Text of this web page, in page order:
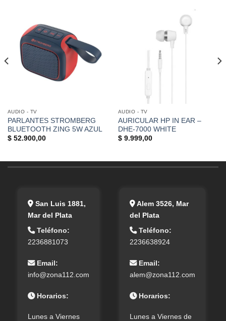
AUDIO - TV
PARLANTES STROMBERG
BLUETOOTH ZING 5W AZUL
$52.900,00
AUDIO - TV
AURICULAR HP IN EAR –
DHE-7000 WHITE
$9.999,00
San Luis 1881,
Mar del Plata
Teléfono:
2236881073
Email:
info@zona112.com
Horarios:
Lunes a Viernes
Alem 3526, Mar
del Plata
Teléfono:
2236638924
Email:
alem@zona112.com
Horarios:
Lunes a Viernes de